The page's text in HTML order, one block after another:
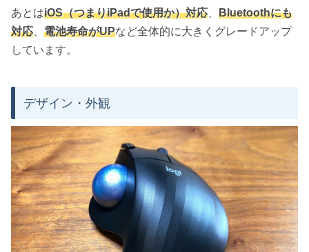
あとはiOS（つまりiPadで使用か）対応
Bluetoothにも
対応
電池寿命がUPなど全体的に大きくグレードアップ
しています。
デザイン・外観